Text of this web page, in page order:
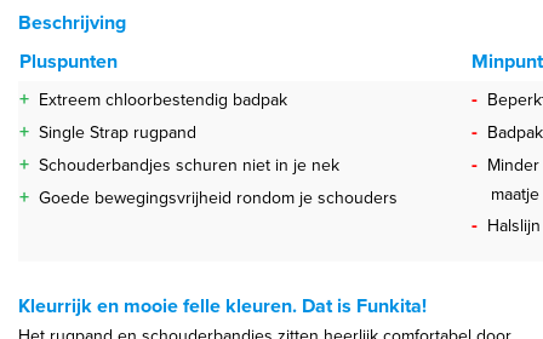
Beschrijving
Pluspunten
+ Extreem chloorbestendig badpak
+ Single Strap rugpand
+ Schouderbandjes schuren niet in je nek
+ Goede bewegingsvrijheid rondom je schouders
-
-
-
maatje
-
Kleurrijk en mooie felle kleuren. Dat is Funkita!